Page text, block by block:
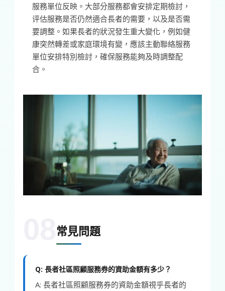
服務單位反映。大部分服務都會安排定期檢討，
评估服務是否仍然適合長者的需要，以及是否需
要調整。如果長者的狀況發生重大變化，例如健
康突然轉差或家庭環境有變，應該主動聯絡服務
單位安排特別檢討，確保服務能夠及時調整配
合。
常見問題
Q: 長者社區照顧服務券的資助金額有多少？
A: 長者社區照顧服務券的資助金額視乎長者的